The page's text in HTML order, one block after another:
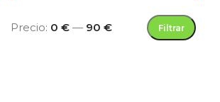
Filtrar
Precio: 0 € — 90 €